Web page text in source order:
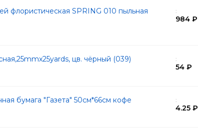
флористическая SPRING 010 пыльная
:
984 ₽
цв. чёрный (039) :
54 ₽
бумага "Газета" 50см*66см кофе :
4.25 ₽